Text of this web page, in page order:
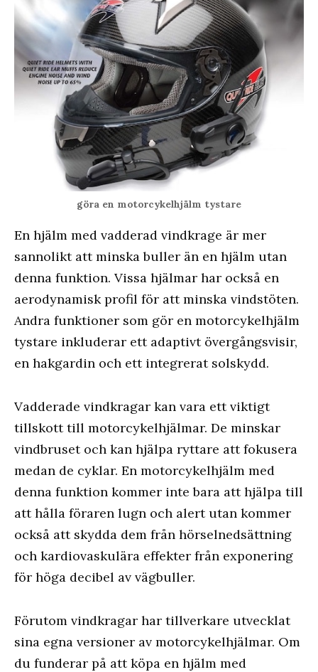
göra en motorcykelhjälm tystare
En hjälm med vadderad vindkrage är mer
sannolikt att minska buller än en hjälm utan
denna funktion. Vissa hjälmar har också en
aerodynamisk profil för att minska vindstöten.
Andra funktioner som gör en motorcykelhjälm
tystare inkluderar ett adaptivt övergångsvisir,
en hakgardin och ett integrerat solskydd.
Vadderade vindkragar kan vara ett viktigt
tillskott till motorcykelhjälmar. De minskar
vindbruset och kan hjälpa ryttare att fokusera
medan de cyklar. En motorcykelhjälm med
denna funktion kommer inte bara att hjälpa till
att hålla föraren lugn och alert utan kommer
också att skydda dem från hörselnedsättning
och kardiovaskulära effekter från exponering
för höga decibel av vägbuller.
Förutom vindkragar har tillverkare utvecklat
sina egna versioner av motorcykelhjälmar. Om
du funderar på att köpa en hjälm med